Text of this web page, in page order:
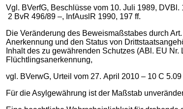
Vgl. BVerfG, Beschlüsse vom 10. Juli 1989,
2 BvR 496/89 –, InfAuslR 1990, 197 ff.
Die Veränderung des Beweismaßstabes durch
Anerkennung und den Status von
Inhalt des zu gewährenden Schutzes (ABl. EU
Flüchtlingsanerkennung,
vgl. BVerwG, Urteil vom 27. April 2010 – 10 C
Für die Asylgewährung ist der Maßstab